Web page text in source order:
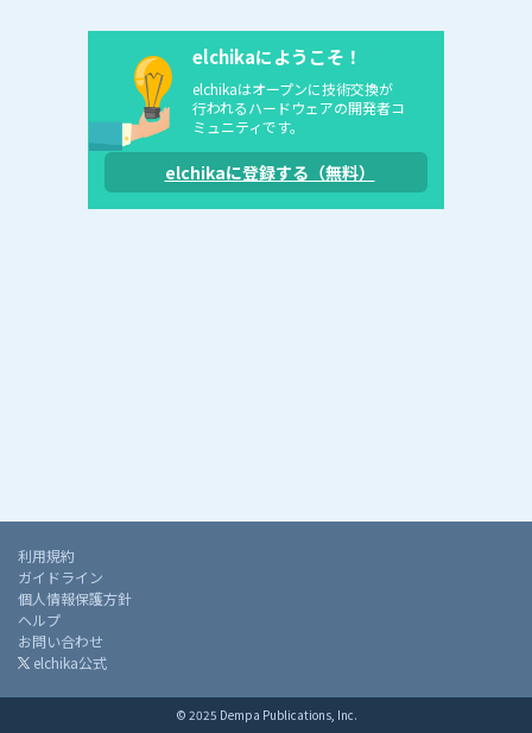
elchikaにようこそ！
elchikaはオープンに技術交換が
行われるハードウェアの開発者コ
ミュニティです。
elchikaに登録する（無料）
利用規約
ガイドライン
個人情報保護方針
ヘルプ
お問い合わせ
elchika公式
© 2025 Dempa Publications, Inc.